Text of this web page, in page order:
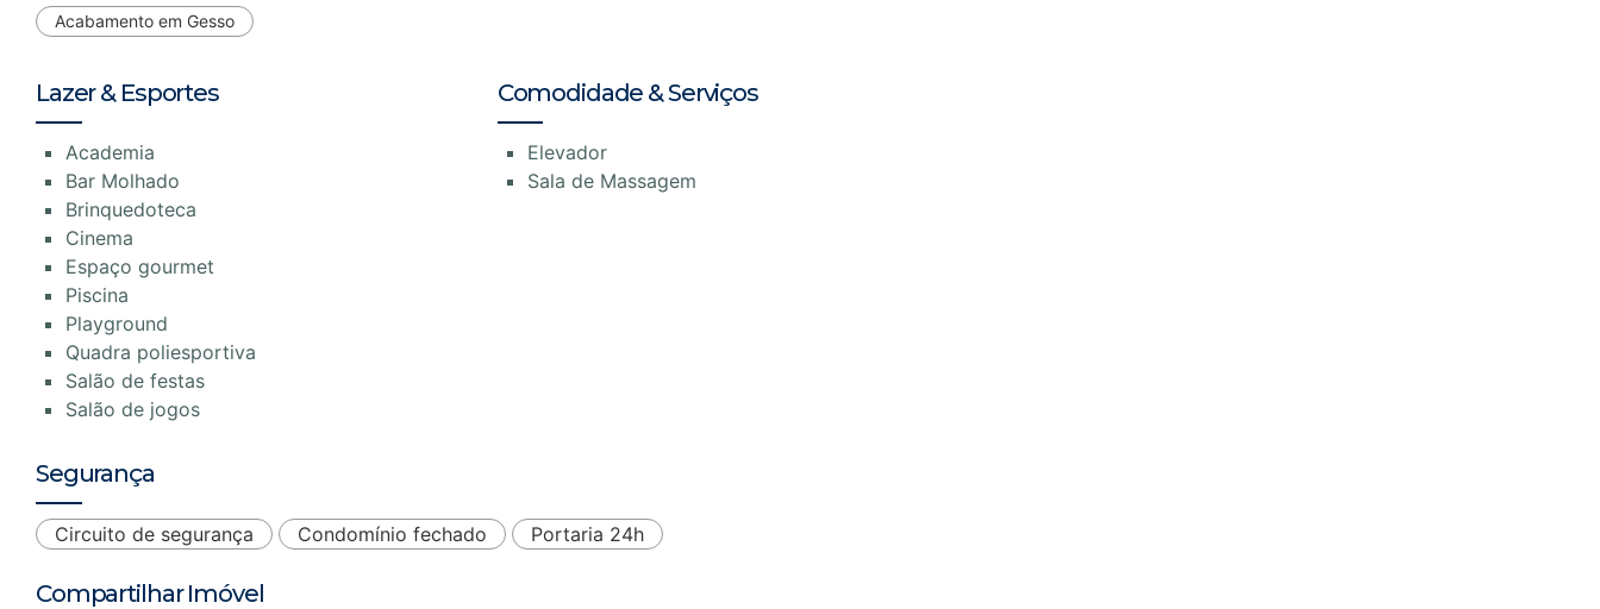
Acabamento em Gesso
Lazer & Esportes
Academia
Bar Molhado
Brinquedoteca
Cinema
Espaço gourmet
Piscina
Playground
Quadra poliesportiva
Salão de festas
Salão de jogos
Comodidade & Serviços
Elevador
Sala de Massagem
Segurança
Circuito de segurança Condomínio fechado Portaria 24h
Compartilhar Imóvel